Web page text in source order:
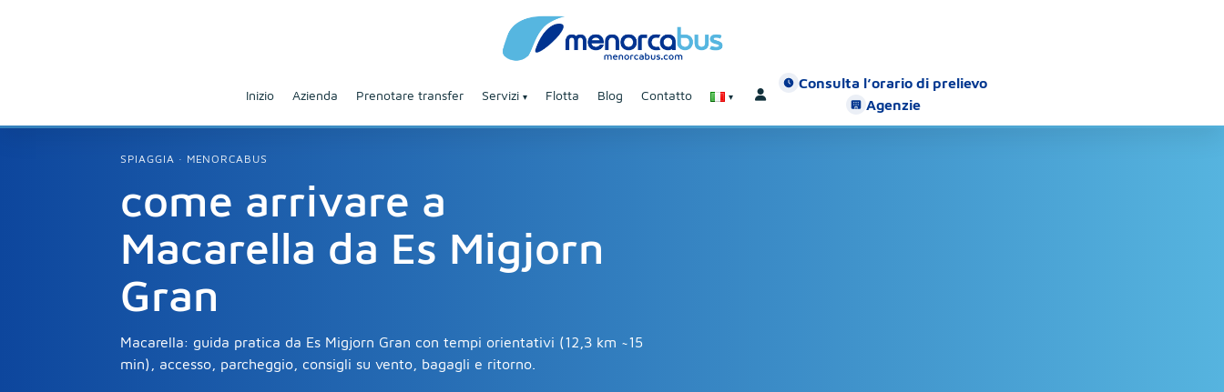
Inizio Azienda Prenotare transfer Servizi Flotta Blog Contatto
Consulta l’orario di prelievo
Agenzie
SPIAGGIA · MENORCABUS
come arrivare a
Macarella da Es Migjorn
Gran
Macarella: guida pratica da Es Migjorn Gran con tempi orientativi (12,3 km ~15
min), accesso, parcheggio, consigli su vento, bagagli e ritorno.